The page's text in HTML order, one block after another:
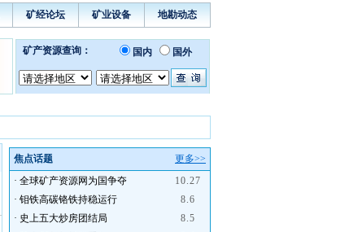
矿经论坛 矿业设备 地勘动态
焦点话题
更多>>
· 全球矿产资源网为国争夺
10.27
· 钼铁高碳铬铁持稳运行
8.6
· 史上五大炒房团结局
8.5